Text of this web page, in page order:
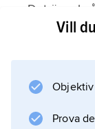
Det är
heter
talar man
Vill
Prova